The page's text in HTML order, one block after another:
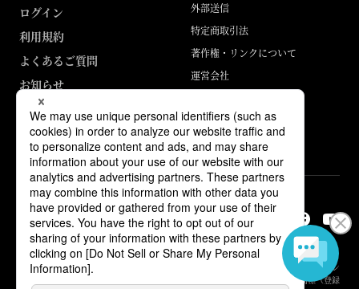
ログイン
利用規約
よくあるご質問
お知らせ
外部送信
特定商取引法
著作権・リンクについて
運営会社
ABJマークは、この電子書店・電子書籍配信サービスが、著作権者からコン
テンツ使用許諾を得た正規版配信サービスであることを示す登録商標（登録